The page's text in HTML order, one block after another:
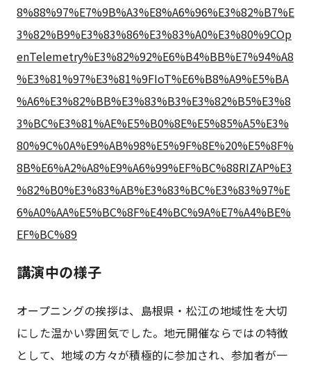
8%88%97%E7%9B%A3%E8%A6%96%E3%82%B7%E
3%82%B9%E3%83%86%E3%83%A0%E3%80%9COp
enTelemetry%E3%82%92%E6%B4%BB%E7%94%A8
%E3%81%97%E3%81%9FIoT%E6%B8%A9%E5%BA
%A6%E3%82%BB%E3%83%B3%E3%82%B5%E3%8
3%BC%E3%81%AE%E5%B0%8E%E5%85%A5%E3%
80%9C%0A%E9%AB%98%E5%9F%8E%20%E5%8F%
8B%E6%A2%A8%E9%A6%99%EF%BC%88RIZAP%E3
%82%B0%E3%83%AB%E3%83%BC%E3%83%97%E
6%A0%AA%E5%BC%8F%E4%BC%9A%E7%A4%BE%
EF%BC%89
講演中の様子
オープニングの挨拶は、島根県・松江の地域性を大切
にした温かい雰囲気でした。地元開催ならではの特徴
として、地域の方々が積極的に参加され、参加者が一